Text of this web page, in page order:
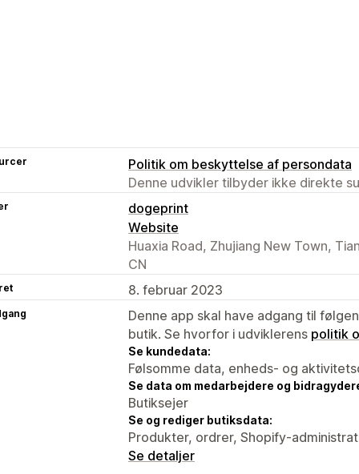
Politik om beskyttelse af persondata
Denne udvikler tilbyder ikke direkte
dogeprint
Website
Huaxia Road, Zhujiang New Town,
CN
8. februar 2023
Denne app skal have adgang til
butik. Se hvorfor i udviklerens politik
Se kundedata:
Følsomme data, enheds- og
Se data om medarbejdere og
Butiksejer
Se og rediger butiksdata:
Produkter, ordrer, Shopify-
Se detaljer